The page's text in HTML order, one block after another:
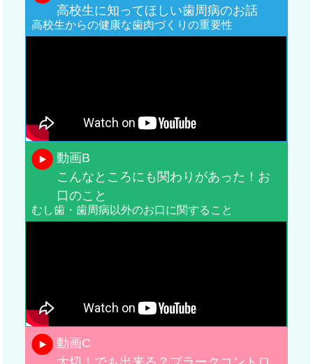
高校生に知ってほしい歯周病のお話
高校生からの健康な歯肉づくりの重要性
動画B
こんなところにも関わりがあった！お
口のこと
むし歯・歯周病以外のお口に関すること
動画C